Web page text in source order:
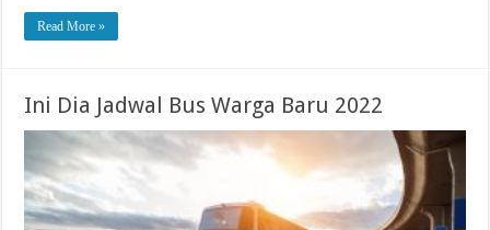
Read More »
Ini Dia Jadwal Bus Warga Baru 2022